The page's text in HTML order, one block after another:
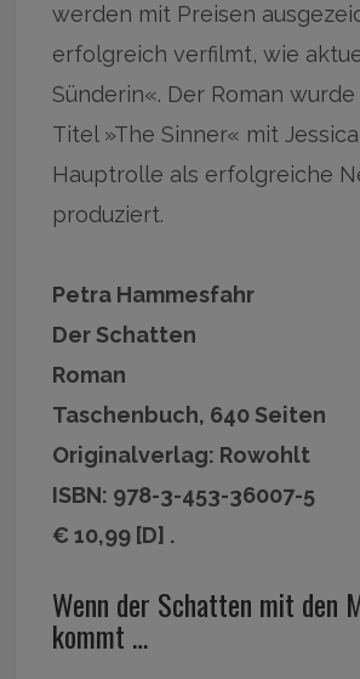
werden mit Preisen
erfolgreich verfilmt, wie
Sünderin«. Der Roman
Titel »The Sinner« mit
Hauptrolle als erfolgreiche
produziert.
Petra Hammesfahr
Der Schatten
Roman
Taschenbuch, 640 Seiten
Originalverlag: Rowohlt
ISBN: 978-3-453-36007-5
€ 10,99 [D] .
Wenn der Schatten mit den
kommt …